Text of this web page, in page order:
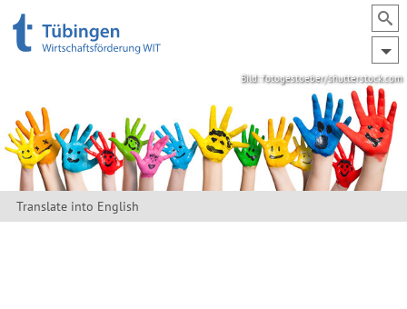
Bild: fotogestoeber/shutterstock.com
Translate into English